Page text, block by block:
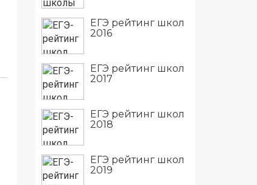
ЕГЭ рейтинг школ
2016
ЕГЭ рейтинг школ
2017
ЕГЭ рейтинг школ
2018
ЕГЭ рейтинг школ
2019